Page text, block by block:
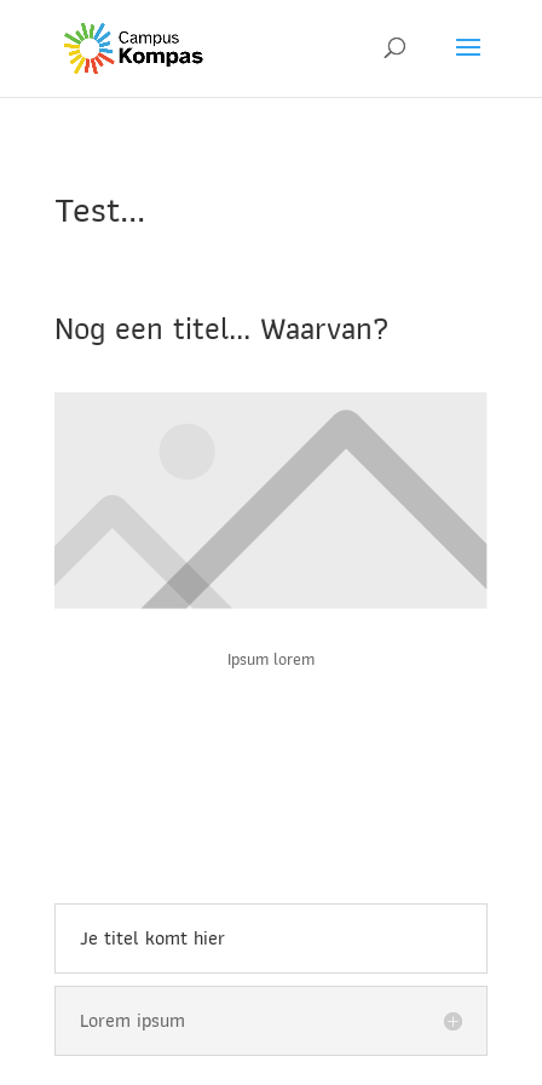
Test...
Nog een titel... Waarvan?
Ipsum lorem
Je titel komt hier
Lorem ipsum